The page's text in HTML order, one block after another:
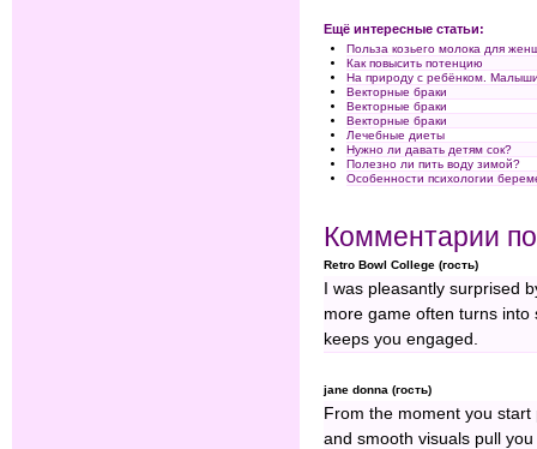
Ещё интересные статьи:
Польза козьего молока для
Как повысить потенцию
На природу с ребёнком.
Векторные браки
Векторные браки
Векторные браки
Лечебные диеты
Нужно ли давать детям сок?
Полезно ли пить воду зимой?
Особенности психологии
Комментарии
Retro Bowl College (гость)
I was pleasantly surprised
more game often turns
keeps you engaged.
jane donna (гость)
From the moment you
and smooth visuals pull